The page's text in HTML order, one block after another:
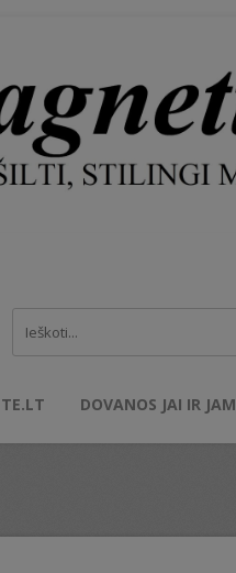
DOVANOS JAI IR JAM